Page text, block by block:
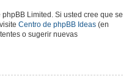
Limited. Si usted cree que se
Centro de phpBB Ideas (en
o sugerir nuevas